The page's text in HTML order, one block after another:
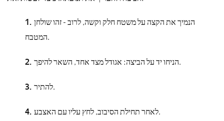
הנמיך את הקצה על משטח חלק וקשה, לרוב - זהו שולחן
המטבח.
הניחו יד על הביצה: אגודל מצד אחד, השאר להיפך.
להתיר.
לאחר תחילת הסיבוב, לחץ עליו עם האצבע.